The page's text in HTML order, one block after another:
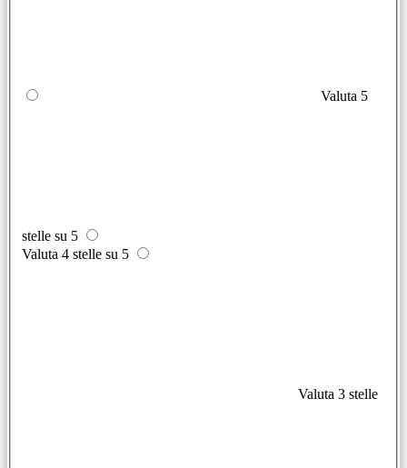
Valuta 5
stelle su 5
Valuta 4 stelle su 5
Valuta 3 stelle